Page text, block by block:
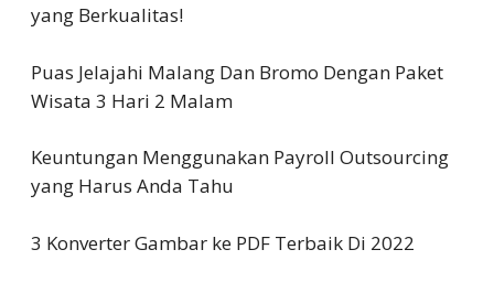
yang Berkualitas!
Puas Jelajahi Malang Dan Bromo Dengan Paket
Wisata 3 Hari 2 Malam
Keuntungan Menggunakan Payroll Outsourcing
yang Harus Anda Tahu
3 Konverter Gambar ke PDF Terbaik Di 2022